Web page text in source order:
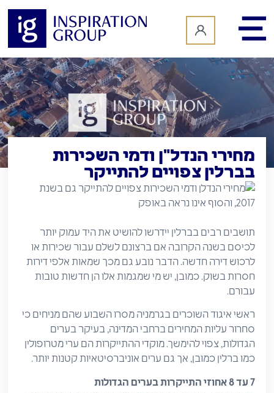
מחירי הנדל"ן ודמי השכירות
בברלין צפויים להתייקר
תושבים רבים בברלין יידרשו להושיט את היד עמוק יותר
לכיסם בשנה הקרובה אם ברצונם לשלם עבור שכירות או
לרכוש דירה חדשה. הדבר נובע גם מכך שמאות אלפי דירות
חסרות בשוק. כמובן, יש מי שמגמות אלו הן חדשות טובות
עבורם.
ראשי איגוד השוכרים בגרמניה מסרו השבוע שהם מניחים כי
סחרור עליות המחירים ברחבי המדינה, בעיקר בערים
הגדולות, צפוי להימשך. מוקדי ההתייקרות הם ערי מטרופולין
כמו ברלין כמובן, אך גם ערים אוניברסיטאיות קטנות יותר.
7 עד 8 אחוזי התייקרות בערים הגדולות